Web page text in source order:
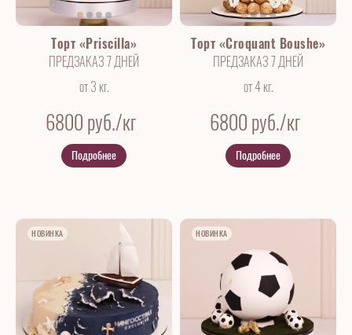
Торт «Priscilla»
ПРЕДЗАКАЗ 7 ДНЕЙ
от 3 кг.
6800 руб./кг
Подробнее
Торт «Croquant Boushe»
ПРЕДЗАКАЗ 7 ДНЕЙ
от 4 кг.
6800 руб./кг
Подробнее
НОВИНКА НОВИНКА